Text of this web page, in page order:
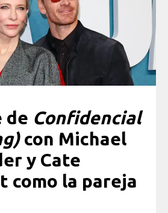
de Confidencial
con Michael
y Cate
como la pareja